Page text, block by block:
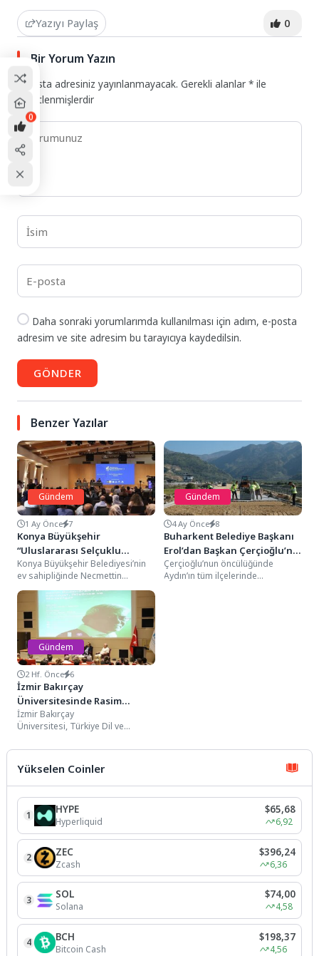
Yazıyı Paylaş 0
Bir Yorum Yazın
E-posta adresiniz yayınlanmayacak. Gerekli alanlar* ile
işaretlenmişlerdir
Daha sonraki yorumlarımda kullanılması için adım, e-posta
adresim ve site adresim bu tarayıcıya kaydedilsin.
GÖNDER
Benzer Yazılar
Gündem
1 Ay Önce 7
Konya Büyükşehir
“Uluslararası Selçuklu
Medeniyeti Sempozyumu”na
Ev Sahipliği Yapıyor
Konya Büyükşehir Belediyesi’nin
ev sahipliğinde Necmettin
Erbakan Üniversitesi, Selçuk
Üniversitesi, KTO Karatay
Üniversitesi ve Mimar...
Gündem
4 Ay Önce 8
Buharkent Belediye Başkanı
Erol’dan Başkan Çerçioğlu’na
Teşekkür
Çerçioğlu’nun öncülüğünde
Aydın’ın tüm ilçelerinde
Gündem
2 Hf. Önce 6
İzmir Bakırçay
Üniversitesinde Rasim
Özdenören Vefatının Yıl
Dönümünde Anıldı
İzmir Bakırçay
Üniversitesi, Türkiye Dil ve
Şubesi ve Genç Memur-Sen İzmir
İl Başkanlığı iş birliğiyle, Türk...
Yükselen Coinler
1 HYPE
Hyperliquid
$65,68
6,92
2 ZEC
Zcash
$396,24
6,36
3 SOL
Solana
$74,00
4,58
4 BCH
Bitcoin Cash
$198,37
4,56
0